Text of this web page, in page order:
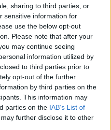
sharing to third parties, or
sensitive information for
use the below opt-out
Please note that after your
may continue seeing
information utilized by
to third parties prior to
opt-out of the further
by third parties on the
This information may
parties on the IAB’s List of
further disclose it to other
νόσου.
η Ιταλία και η
για βήτα
για να
ανίχνευση και
όπως ο
το ποσοστό
και το14%.